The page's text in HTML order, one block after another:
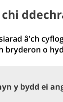
chi
â'ch
bryderon o
y bydd ei